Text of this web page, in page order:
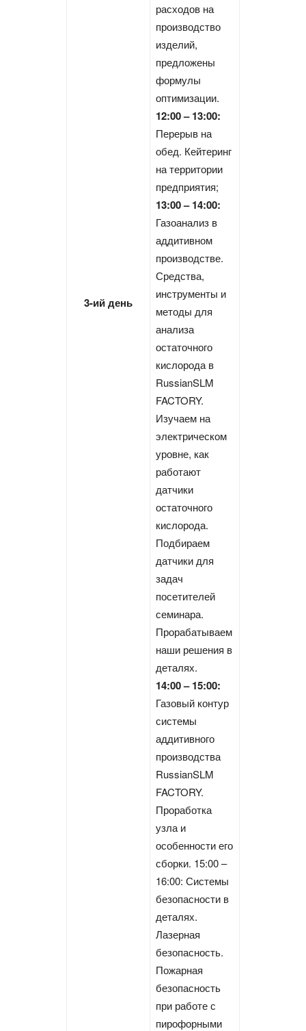
3-ий день
расходов на
производство
изделий,
предложены
формулы
оптимизации.
12:00 – 13:00:
Перерыв на
обед. Кейтеринг
на территории
предприятия;
13:00 – 14:00:
Газоанализ в
аддитивном
производстве.
Средства,
инструменты и
методы для
анализа
остаточного
кислорода в
RussianSLM
FACTORY.
Изучаем на
электрическом
уровне, как
работают
датчики
остаточного
кислорода.
Подбираем
датчики для
задач
посетителей
семинара.
Прорабатываем
наши решения в
деталях.
14:00 – 15:00:
Газовый контур
системы
аддитивного
производства
RussianSLM
FACTORY.
Проработка
узла и
особенности его
сборки. 15:00 –
16:00: Системы
безопасности в
деталях.
Лазерная
безопасность.
Пожарная
безопасность
при работе с
пирофорными